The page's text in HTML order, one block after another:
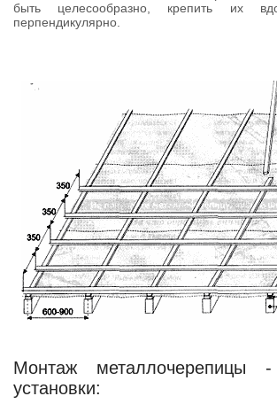
быть целесообразно, крепить их
перпендикулярно.
Монтаж металлочерепицы -
установки: